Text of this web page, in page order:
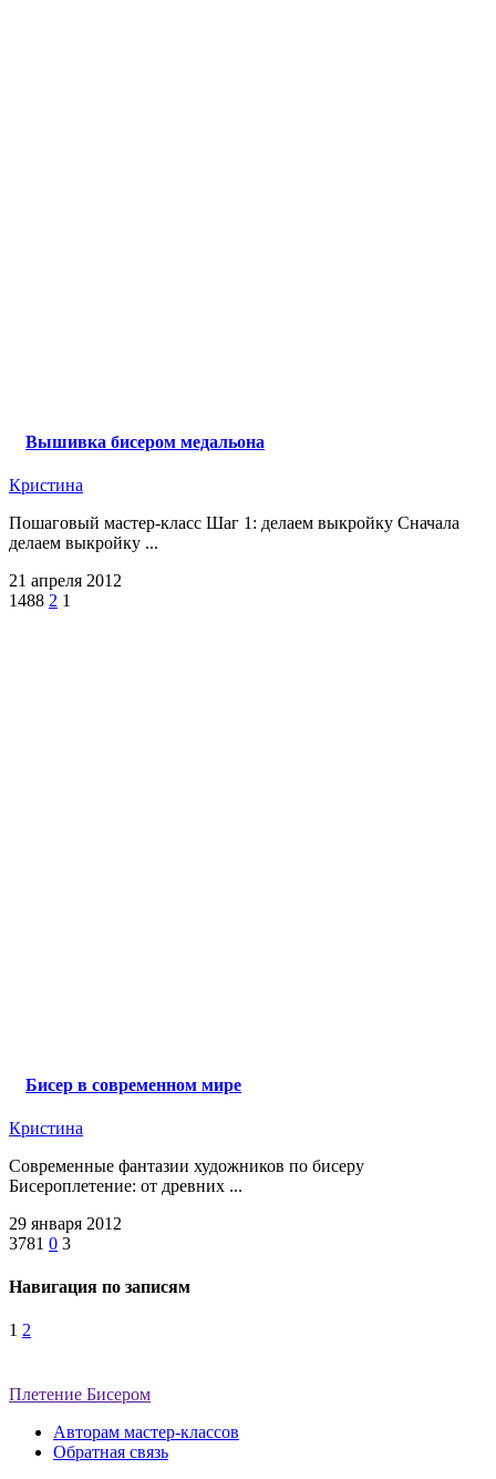
Вышивка бисером медальона
Кристина
Пошаговый мастер-класс Шаг 1: делаем выкройку Сначала
делаем выкройку ...
21 апреля 2012
1488 2 1
Бисер в современном мире
Кристина
Современные фантазии художников по бисеру
Бисероплетение: от древних ...
29 января 2012
3781 0 3
Навигация по записям
1 2
Плетение Бисером
Авторам мастер-классов
Обратная связь